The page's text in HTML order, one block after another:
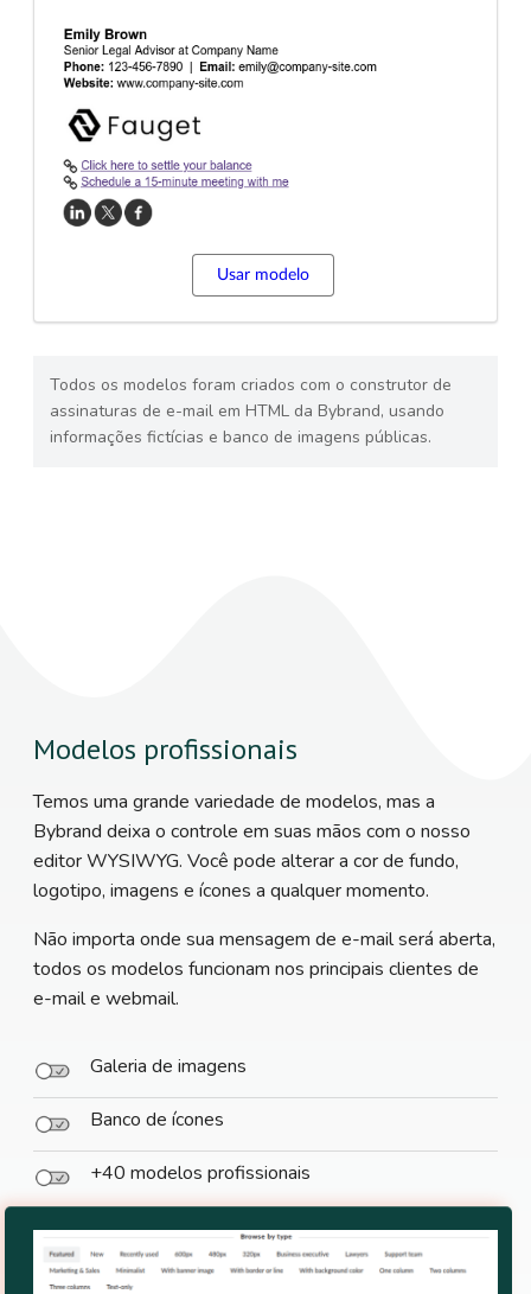
Usar modelo
Todos os modelos foram criados com o construtor de
assinaturas de e-mail em HTML da Bybrand, usando
informações fictícias e banco de imagens públicas.
Modelos profissionais
Temos uma grande variedade de modelos, mas a
Bybrand deixa o controle em suas mãos com o nosso
editor WYSIWYG. Você pode alterar a cor de fundo,
logotipo, imagens e ícones a qualquer momento.
Não importa onde sua mensagem de e-mail será aberta,
todos os modelos funcionam nos principais clientes de
e-mail e webmail.
Galeria de imagens
Banco de ícones
+40 modelos profissionais